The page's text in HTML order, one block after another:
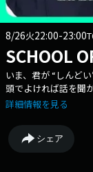
8/26火22:00-23:00
SCHOOL
いま、君が “しんど
頭でよければ話を聞
どー相談室」を行な
君が少しでもしん
ル・LINEでメッセ
ラから!--- ◇学校掲
詳細情報を見る
シェア